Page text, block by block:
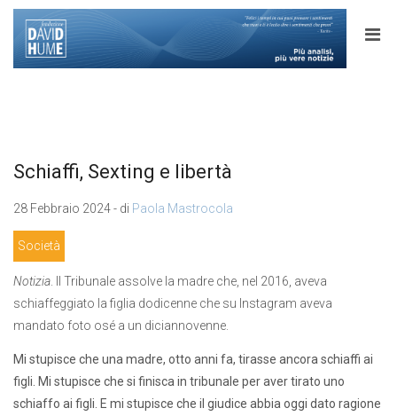
Schiaffi, Sexting e libertà
28 Febbraio 2024 - di Paola Mastrocola
Società
Notizia. Il Tribunale assolve la madre che, nel 2016, aveva
schiaffeggiato la figlia dodicenne che su Instagram aveva
mandato foto osé a un diciannovenne.
Mi stupisce che una madre, otto anni fa, tirasse ancora schiaffi ai
figli. Mi stupisce che si finisca in tribunale per aver tirato uno
schiaffo ai figli. E mi stupisce che il giudice abbia oggi dato ragione